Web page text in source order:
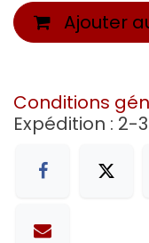
Ajouter
Conditions
Expédition : 2-